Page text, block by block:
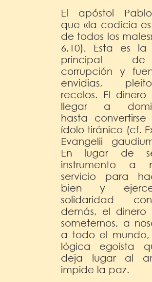
El apóstol
que «la codicia
de todos los
6,10). Esta es la
principal
corrupción y
envidias,
recelos. El dinero
llegar a
hasta
ídolo tiránico (cf.
Evangelii
En lugar de
instrumento a
servicio para
bien y
solidaridad
demás, el dinero
someternos, a
a todo el
lógica egoísta
deja lugar al
impide la paz.